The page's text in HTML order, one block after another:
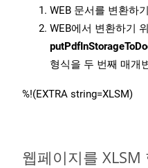
WEB 문서를 변환하
WEB에서 변환하기
형식을 두 번째 매개
%!(EXTRA string=XLSM)
웹페이지를